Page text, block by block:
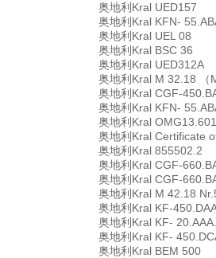
奥地利Kral UED157
奥地利Kral KFN-
奥地利Kral UEL 08
奥地利Kral BSC 36
奥地利Kral UED312A
奥地利Kral M 32.18 （
奥地利Kral CGF-
奥地利Kral KFN-
奥地利Kral
奥地利Kral Certificate
奥地利Kral 855502.2
奥地利Kral CGF-
奥地利Kral CGF-
奥地利Kral M 42.18
奥地利Kral KF-
奥地利Kral KF-
奥地利Kral KF-
奥地利Kral BEM 500